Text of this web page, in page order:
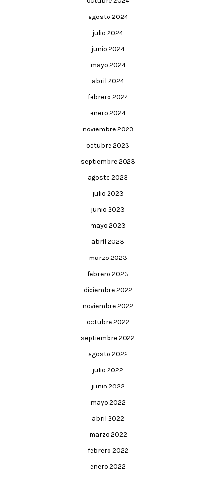
agosto 2024
julio 2024
junio 2024
mayo 2024
abril 2024
febrero 2024
enero 2024
noviembre 2023
octubre 2023
septiembre 2023
agosto 2023
julio 2023
junio 2023
mayo 2023
abril 2023
marzo 2023
febrero 2023
diciembre 2022
noviembre 2022
octubre 2022
septiembre 2022
agosto 2022
julio 2022
junio 2022
mayo 2022
abril 2022
marzo 2022
febrero 2022
enero 2022